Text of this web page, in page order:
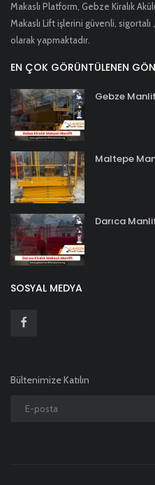
Makaslı Platform, Gebze Kiralık
Makaslı Lift işlerini güvenli,
olarak yapmaktadır.
EN ÇOK GÖRÜNTÜLENEN
Gebze
Maltepe
Darıca
SOSYAL MEDYA
Bültenimize Katılın